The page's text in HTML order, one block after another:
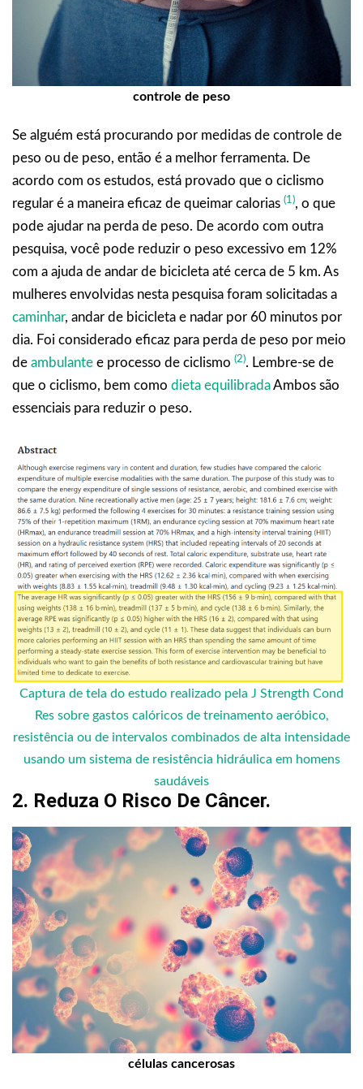
controle de peso
Se alguém está procurando por medidas de controle de
peso ou de peso, então é a melhor ferramenta. De
acordo com os estudos, está provado que o ciclismo
regular é a maneira eficaz de queimar calorias (1), o que
pode ajudar na perda de peso. De acordo com outra
pesquisa, você pode reduzir o peso excessivo em 12%
com a ajuda de andar de bicicleta até cerca de 5 km. As
mulheres envolvidas nesta pesquisa foram solicitadas a
caminhar, andar de bicicleta e nadar por 60 minutos por
dia. Foi considerado eficaz para perda de peso por meio
de ambulante e processo de ciclismo (2). Lembre-se de
que o ciclismo, bem como dieta equilibradaAmbos são
essenciais para reduzir o peso.
Captura de tela do estudo realizado pela J Strength Cond
Res sobre gastos calóricos de treinamento aeróbico,
resistência ou de intervalos combinados de alta intensidade
usando um sistema de resistência hidráulica em homens
saudáveis
2. Reduza O Risco De Câncer.
células cancerosas